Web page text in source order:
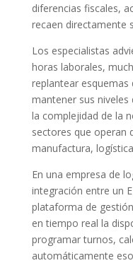
diferencias fiscales,
recaen directamente
Los especialistas
horas laborales,
replantear
mantener sus
la complejidad de la
sectores que operan
manufactura,
En una empresa de
integración entre un
plataforma de
en tiempo real la
programar turnos,
automáticamente